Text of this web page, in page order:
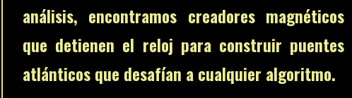
análisis, encontramos creadores magnéticos
que detienen el reloj para construir puentes
atlánticos que desafían a cualquier algoritmo.